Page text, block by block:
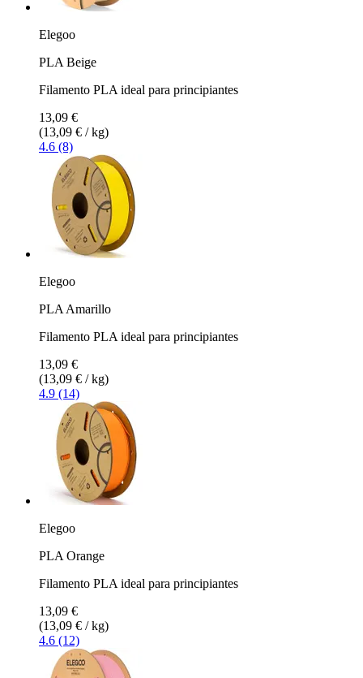
Elegoo
PLA Beige
Filamento PLA ideal para principiantes
13,09 €
(13,09 € / kg)
4.6 (8)
Elegoo
PLA Amarillo
Filamento PLA ideal para principiantes
13,09 €
(13,09 € / kg)
4.9 (14)
Elegoo
PLA Orange
Filamento PLA ideal para principiantes
13,09 €
(13,09 € / kg)
4.6 (12)